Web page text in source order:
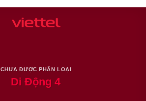
CHƯA ĐƯỢC PHÂN LOẠI
Di Động 4